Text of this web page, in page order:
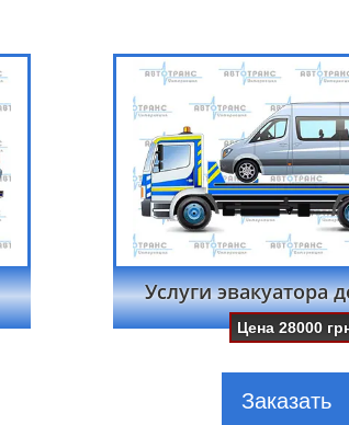
Услуги эвакуатора
Цена 28000
Заказать